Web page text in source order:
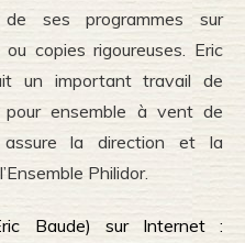
ses programmes sur
copies rigoureuses. Eric
un important travail de
ensemble à vent de
assure la direction et la
Philidor.
Baude) sur Internet :